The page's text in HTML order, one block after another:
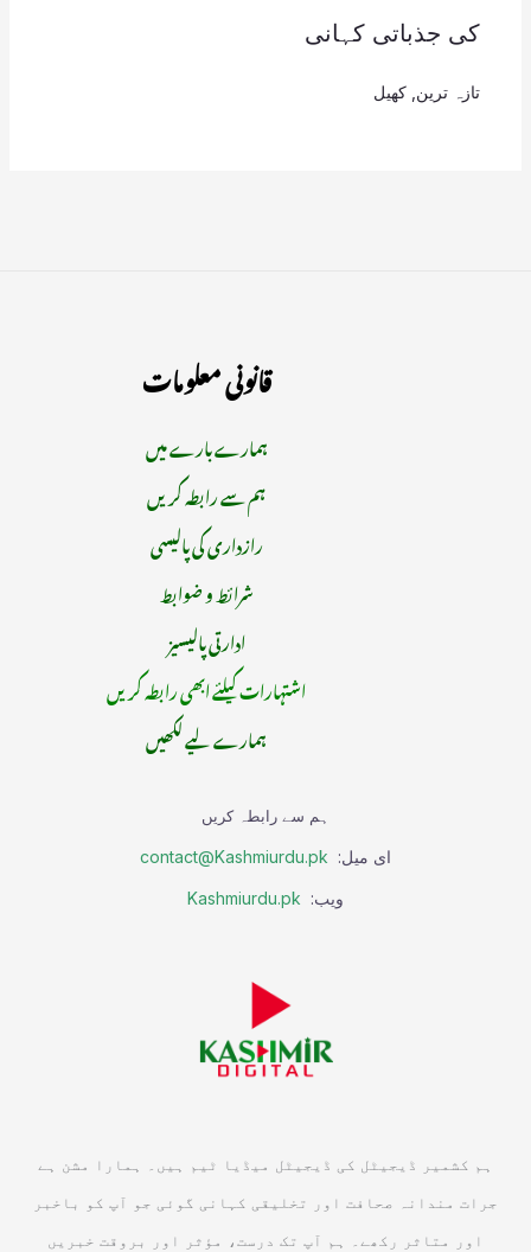
کی جذباتی کہانی
تازہ ترین کھیل
قانونی معلومات
ہمارے بارے میں
ہم سے رابطہ کریں
رازداری کی پالیسی
شرائط و ضوابط
ادارتی پالیسیز
اشتہارات کیلئے ابھی رابطہ کریں
ہمارے لیے لکھیں
ہم سے رابطہ کریں
ای میل: contact@Kashmiurdu.pk
ویب: Kashmiurdu.pk
ہم کشمیر ڈیجیٹل کی ڈیجیٹل میڈیا ٹیم ہیں۔ ہمارا مشن ہے
جرات مندانہ صحافت اور تخلیقی کہانی گوئی جو آپ کو باخبر
اور متاثر رکھے۔ ہم آپ تک درست، مؤثر اور بروقت خبریں